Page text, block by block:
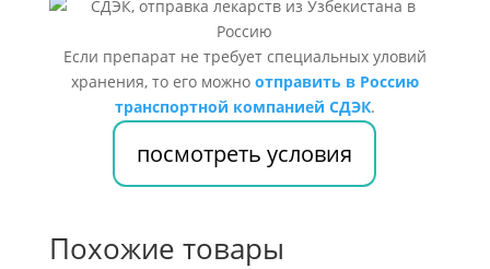
Если препарат не требует специальных уловий
хранения, то его можно отправить в Россию
транспортной компанией СДЭК.
посмотреть условия
Похожие товары